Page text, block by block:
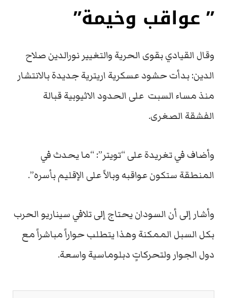
” عواقب وخيمة”
وقال القيادي بقوى الحرية والتغيير نورالدين صلاح
الدين: ‏بدأت حشود عسكرية اريترية جديدة بالانتشار
منذ مساء السبت على الحدود الاثيوبية قبالة
الفشقة الصغرى.
وأضاف في تغريدة على “تويتر”: “ما يحدث في
المنطقة ستكون عواقبه وبالاً على الإقليم بأسره”.
وأشار إلى أن السودان يحتاج إلى تلافي سيناريو الحرب
بكل السبل الممكنة وهذا يتطلب حواراً مباشراً مع
دول الجوار ولتحركاتٍ دبلوماسية واسعة.